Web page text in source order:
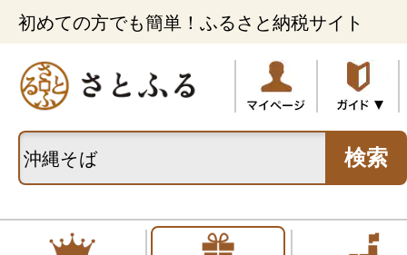
初めての方でも簡単！ふるさと納税サイト
検索